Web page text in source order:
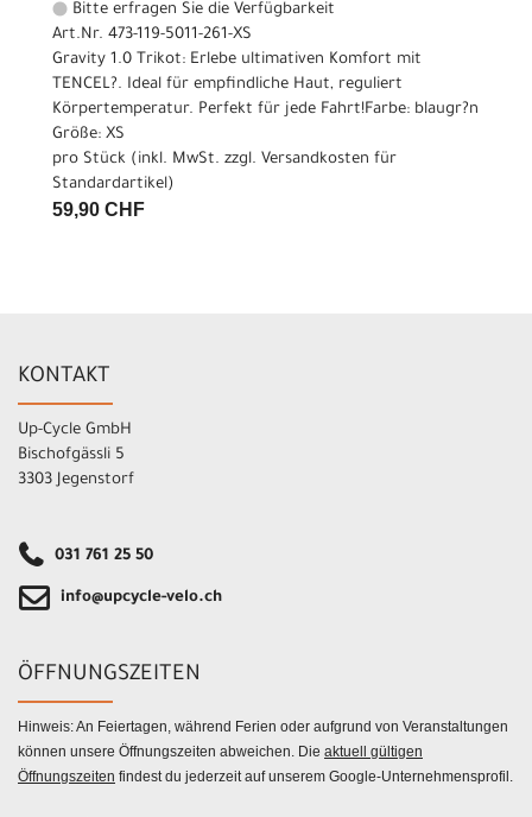
Bitte erfragen Sie die Verfügbarkeit
Art.Nr. 473-119-5011-261-XS
Gravity 1.0 Trikot: Erlebe ultimativen Komfort mit
TENCEL?. Ideal für empfindliche Haut, reguliert
Körpertemperatur. Perfekt für jede Fahrt!Farbe: blaugr?n
Größe: XS
pro Stück (inkl. MwSt. zzgl. Versandkosten für
Standardartikel)
59,90 CHF
KONTAKT
Up-Cycle GmbH
Bischofgässli 5
3303 Jegenstorf
031 761 25 50
info@upcycle-velo.ch
ÖFFNUNGSZEITEN
Hinweis: An Feiertagen, während Ferien oder aufgrund von Veranstaltungen
können unsere Öffnungszeiten abweichen. Die aktuell gültigen
Öffnungszeiten findest du jederzeit auf unserem Google-Unternehmensprofil.